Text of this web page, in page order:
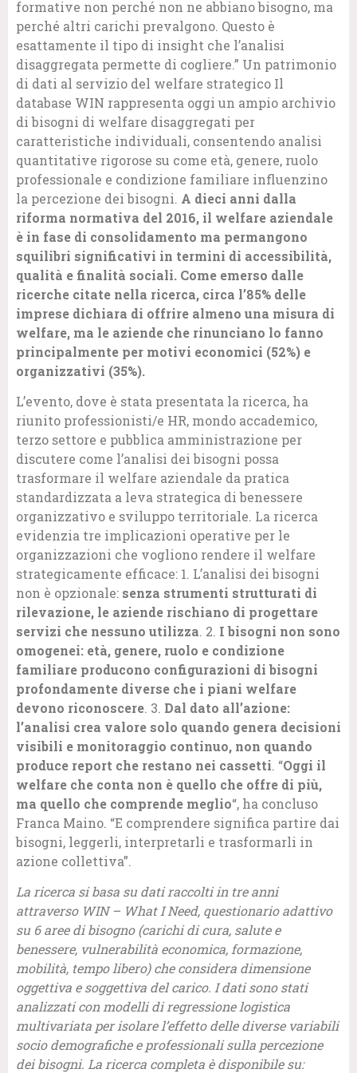
formative non perché non ne abbiano bisogno, ma
perché altri carichi prevalgono. Questo è
esattamente il tipo di insight che l’analisi
disaggregata permette di cogliere.” Un patrimonio
di dati al servizio del welfare strategico Il
database WIN rappresenta oggi un ampio archivio
di bisogni di welfare disaggregati per
caratteristiche individuali, consentendo analisi
quantitative rigorose su come età, genere, ruolo
professionale e condizione familiare influenzino
la percezione dei bisogni. A dieci anni dalla
riforma normativa del 2016, il welfare aziendale
è in fase di consolidamento ma permangono
squilibri significativi in termini di accessibilità,
qualità e finalità sociali. Come emerso dalle
ricerche citate nella ricerca, circa l’85% delle
imprese dichiara di offrire almeno una misura di
welfare, ma le aziende che rinunciano lo fanno
principalmente per motivi economici (52%) e
organizzativi (35%).
L’evento, dove è stata presentata la ricerca, ha
riunito professionisti/e HR, mondo accademico,
terzo settore e pubblica amministrazione per
discutere come l’analisi dei bisogni possa
trasformare il welfare aziendale da pratica
standardizzata a leva strategica di benessere
organizzativo e sviluppo territoriale. La ricerca
evidenzia tre implicazioni operative per le
organizzazioni che vogliono rendere il welfare
strategicamente efficace: 1. L’analisi dei bisogni
non è opzionale: senza strumenti strutturati di
rilevazione, le aziende rischiano di progettare
servizi che nessuno utilizza. 2. I bisogni non sono
omogenei: età, genere, ruolo e condizione
familiare producono configurazioni di bisogni
profondamente diverse che i piani welfare
devono riconoscere. 3. Dal dato all’azione:
l’analisi crea valore solo quando genera decisioni
visibili e monitoraggio continuo, non quando
produce report che restano nei cassetti. “Oggi il
welfare che conta non è quello che offre di più,
ma quello che comprende meglio“, ha concluso
Franca Maino. “E comprendere significa partire dai
bisogni, leggerli, interpretarli e trasformarli in
azione collettiva”.
La ricerca si basa su dati raccolti in tre anni
attraverso WIN – What I Need, questionario adattivo
su 6 aree di bisogno (carichi di cura, salute e
benessere, vulnerabilità economica, formazione,
mobilità, tempo libero) che considera dimensione
oggettiva e soggettiva del carico. I dati sono stati
analizzati con modelli di regressione logistica
multivariata per isolare l’effetto delle diverse variabili
socio demografiche e professionali sulla percezione
dei bisogni. La ricerca completa è disponibile su: